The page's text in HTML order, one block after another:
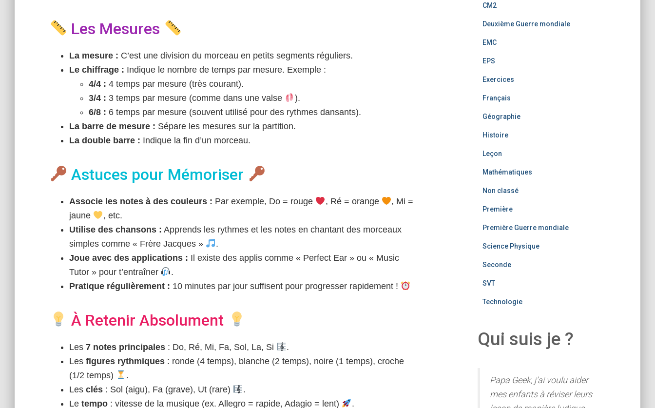
Les Mesures
La mesure : C’est une division du morceau en petits segments réguliers.
Le chiffrage : Indique le nombre de temps par mesure. Exemple :
4/4 : 4 temps par mesure (très courant).
3/4 : 3 temps par mesure (comme dans une valse
).
6/8 : 6 temps par mesure (souvent utilisé pour des rythmes dansants).
La barre de mesure : Sépare les mesures sur la partition.
La double barre : Indique la fin d’un morceau.
Astuces pour Mémoriser
Associe les notes à des couleurs : Par exemple, Do = rouge , Ré = orange
, Mi =
jaune
, etc.
Utilise des chansons : Apprends les rythmes et les notes en chantant des morceaux
simples comme « Frère Jacques »
.
Joue avec des applications : Il existe des applis comme « Perfect Ear » ou « Music
Tutor » pour t’entraîner
.
Pratique régulièrement : 10 minutes par jour suffisent pour progresser rapidement !
À Retenir Absolument
Les 7 notes principales : Do, Ré, Mi, Fa, Sol, La, Si
.
Les figures rythmiques : ronde (4 temps), blanche (2 temps), noire (1 temps), croche
(1/2 temps)
.
Les clés : Sol (aigu), Fa (grave), Ut (rare)
.
Le tempo : vitesse de la musique (ex. Allegro = rapide, Adagio = lent) .
CM2
Deuxième Guerre mondiale
EMC
EPS
Exercices
Français
Géographie
Histoire
Leçon
Mathématiques
Non classé
Première
Première Guerre mondiale
Science Physique
Seconde
SVT
Technologie
Qui suis je ?
Papa Geek, j'ai voulu aider
mes enfants à réviser leurs